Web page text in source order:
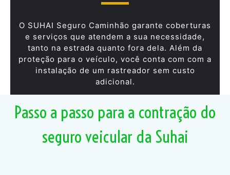
O SUHAI Seguro Caminhão garante coberturas
e serviços que atendem a sua necessidade,
tanto na estrada quanto fora dela. Além da
proteção para o veículo, você conta com com a
instalação de um rastreador sem custo
adicional.
Passo a passo para a contração do
seguro veicular da Suhai